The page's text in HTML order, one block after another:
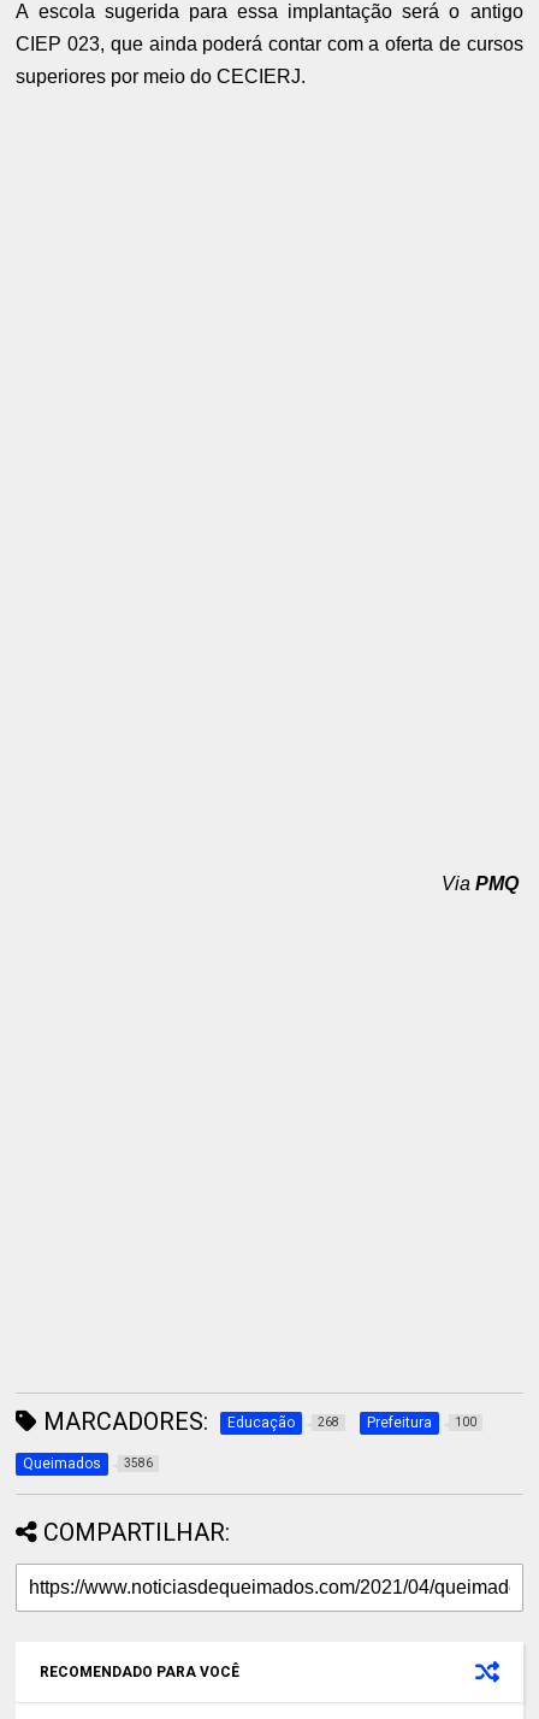
A escola sugerida para essa implantação será o antigo
CIEP 023, que ainda poderá contar com a oferta de cursos
superiores por meio do CECIERJ.
Via PMQ
MARCADORES: Educação 268 Prefeitura 100
Queimados 3586
COMPARTILHAR:
RECOMENDADO PARA VOCÊ